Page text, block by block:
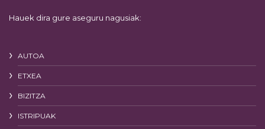
Hauek dira gure aseguru nagusiak:
AUTOA
ETXEA
BIZITZA
ISTRIPUAK